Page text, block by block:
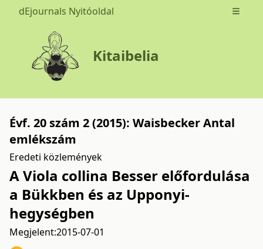
dEjournals Nyitóoldal Open
Kitaibelia
Évf. 20 szám 2 (2015): Waisbecker Antal
emlékszám
Eredeti közlemények
A Viola collina Besser előfordulása
a Bükkben és az Upponyi-
hegységben
Megjelent:2015-07-01